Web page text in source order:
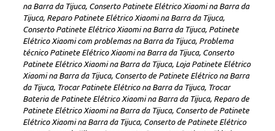
na Barra da Tijuca, Conserto Patinete Elétrico Xiaomi na Barra da
Tijuca, Reparo Patinete Elétrico Xiaomi na Barra da Tijuca,
Conserto Patinete Elétrico Xiaomi na Barra da Tijuca, Patinete
Elétrico Xiaomi com problemas na Barra da Tijuca, Problema
técnico Patinete Elétrico Xiaomi na Barra da Tijuca, Conserto
Patinete Elétrico Xiaomi na Barra da Tijuca, Loja Patinete Elétrico
Xiaomi na Barra da Tijuca, Conserto de Patinete Elétrico na Barra
da Tijuca, Trocar Patinete Elétrico na Barra da Tijuca, Trocar
Bateria de Patinete Elétrico Xiaomi na Barra da Tijuca, Reparo de
Patinete Elétrico Xiaomi na Barra da Tijuca, Conserto de Patinete
Elétrico Xiaomi na Barra da Tijuca, Conserto de Patinete Elétrico